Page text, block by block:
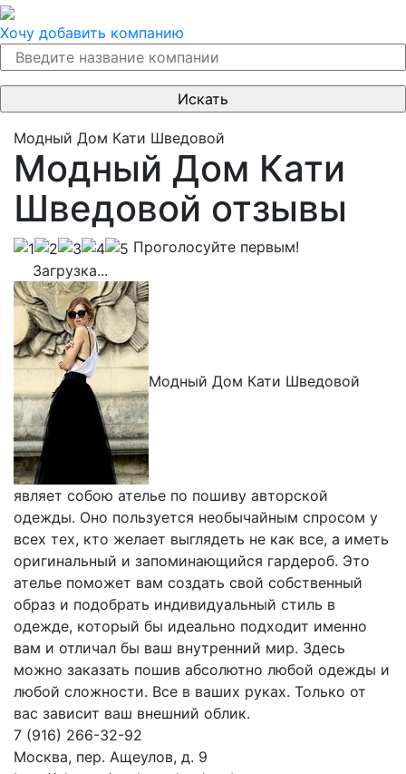
Хочу добавить компанию
Модный Дом Кати Шведовой
Модный Дом Кати
Шведовой отзывы
Проголосуйте первым!
Загрузка...
Модный Дом Кати Шведовой
являет собою ателье по пошиву авторской
одежды. Оно пользуется необычайным спросом у
всех тех, кто желает выглядеть не как все, а иметь
оригинальный и запоминающийся гардероб. Это
ателье поможет вам создать свой собственный
образ и подобрать индивидуальный стиль в
одежде, который бы идеально подходит именно
вам и отличал бы ваш внутренний мир. Здесь
можно заказать пошив абсолютно любой одежды и
любой сложности. Все в ваших руках. Только от
вас зависит ваш внешний облик.
7 (916) 266-32-92
Москва, пер. Ащеулов, д. 9